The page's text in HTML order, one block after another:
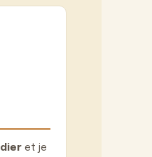
et je